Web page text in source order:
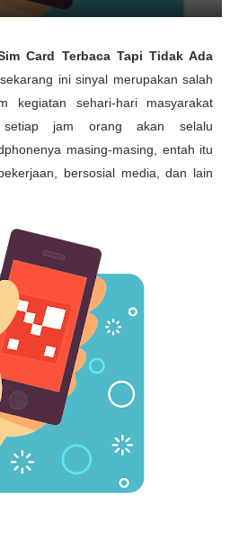
Card Terbaca Tapi Tidak Ada
ini sinyal merupakan salah
kegiatan sehari-hari masyarakat
jam orang akan selalu
masing-masing, entah itu
bersosial media, dan lain